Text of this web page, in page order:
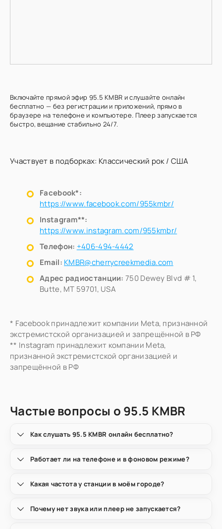
Включайте прямой эфир 95.5 KMBR и слушайте онлайн
бесплатно — без регистрации и приложений, прямо в
браузере на телефоне и компьютере. Плеер запускается
быстро, вещание стабильно 24/7.
Участвует в подборках: Классический рок/ США
Facebook*:
https://www.facebook.com/955kmbr/
Instagram**:
https://www.instagram.com/955kmbr/
Телефон: +406-494-4442
Email: KMBR@cherrycreekmedia.com
Адрес радиостанции: 750 Dewey Blvd # 1,
Butte, MT 59701, USA
* Facebook принадлежит компании Meta, признанной
экстремистской организацией и запрещённой в РФ
** Instagram принадлежит компании Meta,
признанной экстремистской организацией и
запрещённой в РФ
Частые вопросы о 95.5 KMBR
Как слушать 95.5 KMBR онлайн бесплатно?
Работает ли на телефоне и в фоновом режиме?
Какая частота у станции в моём городе?
Почему нет звука или плеер не запускается?